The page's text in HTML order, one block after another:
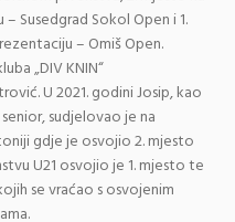
Susedgrad Sokol Open i 1.
– Omiš Open.
„DIV KNIN“
U 2021. godini Josip, kao
sudjelovao je na
gdje je osvojio 2. mjesto
U21 osvojio je 1. mjesto te
se vraćao s osvojenim